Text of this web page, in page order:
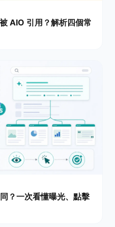
AIO 引用？解析四個常
？一次看懂曝光、點擊